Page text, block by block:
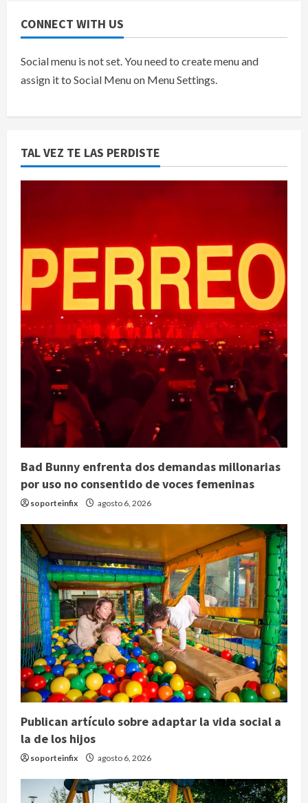
CONNECT WITH US
Social menu is not set. You need to create menu and
assign it to Social Menu on Menu Settings.
TAL VEZ TE LAS PERDISTE
Bad Bunny enfrenta dos demandas millonarias
por uso no consentido de voces femeninas
soporteinfix agosto 6, 2026
Publican artículo sobre adaptar la vida social a
la de los hijos
soporteinfix agosto 6, 2026